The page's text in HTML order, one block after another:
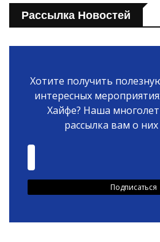
Рассылка Новостей
Хотите получить
интересных
Хайфе? Наша
рассылка вам о